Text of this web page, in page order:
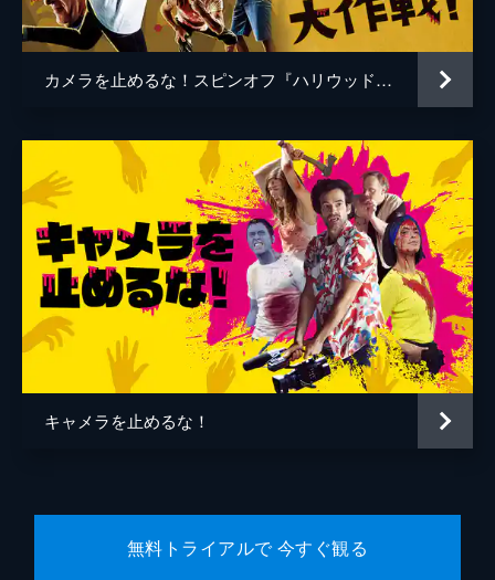
黒岡大吾 イワゴウサトシ
相田舞 高橋恭子
監督 上田慎一郎
脚本 上田慎一郎
音楽 永井カイル
カメラを止めるな！スピンオフ『ハリウッド大作戦!』
キャメラを止めるな！
無料トライアルで 今すぐ観る